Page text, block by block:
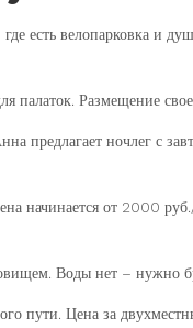
есть велопарковка и
палаток. Размещение
предлагает ночлег с
начинается от 2000
Воды нет – нужно
пути. Цена за